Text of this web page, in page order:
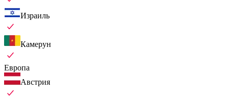
Израиль
Камерун
Европа
Австрия